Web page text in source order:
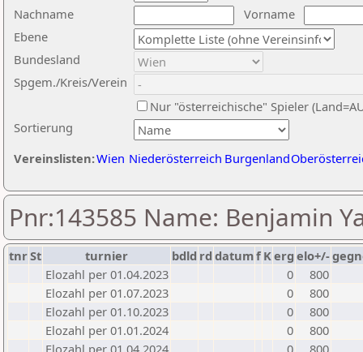
Nachname
Vorname
Ebene
Sortierung
Bundesland
Spgem./Kreis/Verein
Nur "österreichische" Spieler
Vereinslisten:Wien Niederösterreich Burgenland
Pnr:143585 Name: Benjamin
tnrSt turnier bdld rd datumf Kerg elo+/-
Elozahl per 01.04.2023
0
800
Elozahl per 01.07.2023
0
800
Elozahl per 01.10.2023
0
800
Elozahl per 01.01.2024
0
800
Elozahl per 01.04.2024
0
800